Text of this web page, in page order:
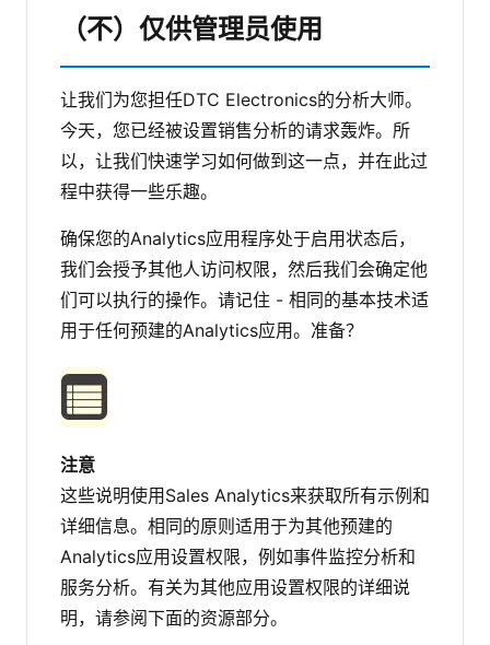
（不）仅供管理员使用
让我们为您担任DTC Electronics的分析大师。
今天，您已经被设置销售分析的请求轰炸。所
以，让我们快速学习如何做到这一点，并在此过
程中获得一些乐趣。
确保您的Analytics应用程序处于启用状态后，
我们会授予其他人访问权限，然后我们会确定他
们可以执行的操作。请记住 - 相同的基本技术适
用于任何预建的Analytics应用。准备？
注意
这些说明使用Sales Analytics来获取所有示例和
详细信息。相同的原则适用于为其他预建的
Analytics应用设置权限，例如事件监控分析和
服务分析。有关为其他应用设置权限的详细说
明，请参阅下面的资源部分。